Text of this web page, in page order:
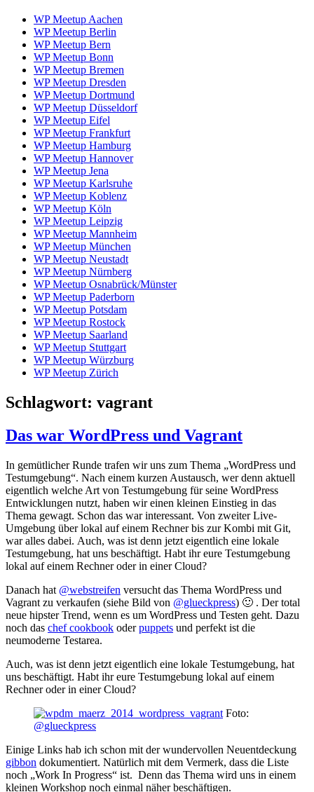
WP Meetup Aachen
WP Meetup Berlin
WP Meetup Bern
WP Meetup Bonn
WP Meetup Bremen
WP Meetup Dresden
WP Meetup Dortmund
WP Meetup Düsseldorf
WP Meetup Eifel
WP Meetup Frankfurt
WP Meetup Hamburg
WP Meetup Hannover
WP Meetup Jena
WP Meetup Karlsruhe
WP Meetup Koblenz
WP Meetup Köln
WP Meetup Leipzig
WP Meetup Mannheim
WP Meetup München
WP Meetup Neustadt
WP Meetup Nürnberg
WP Meetup Osnabrück/Münster
WP Meetup Paderborn
WP Meetup Potsdam
WP Meetup Rostock
WP Meetup Saarland
WP Meetup Stuttgart
WP Meetup Würzburg
WP Meetup Zürich
Schlagwort: vagrant
Das war WordPress und Vagrant
In gemütlicher Runde trafen wir uns zum Thema „WordPress und
Testumgebung“. Nach einem kurzen Austausch, wer denn aktuell
eigentlich welche Art von Testumgebung für seine WordPress
Entwicklungen nutzt, haben wir einen kleinen Einstieg in das
Thema gewagt. Schon das war interessant. Von zweiter Live-
Umgebung über lokal auf einem Rechner bis zur Kombi mit Git,
war alles dabei. Auch, was ist denn jetzt eigentlich eine lokale
Testumgebung, hat uns beschäftigt. Habt ihr eure Testumgebung
lokal auf einem Rechner oder in einer Cloud?
Danach hat @webstreifen versucht das Thema WordPress und
Vagrant zu verkaufen (siehe Bild von @glueckpress) 🙂 . Der total
neue hipster Trend, wenn es um WordPress und Testen geht. Dazu
noch das chef cookbook oderpuppets und perfekt ist die
neumoderne Testarea.
Auch, was ist denn jetzt eigentlich eine lokale Testumgebung, hat
uns beschäftigt. Habt ihr eure Testumgebung lokal auf einem
Rechner oder in einer Cloud?
Foto:
@glueckpress
Einige Links hab ich schon mit der wundervollen Neuentdeckung
gibbon dokumentiert. Natürlich mit dem Vermerk, dass die Liste
noch „Work In Progress“ ist. Denn das Thema wird uns in einem
kleinen Workshop noch einmal näher beschäftigen.